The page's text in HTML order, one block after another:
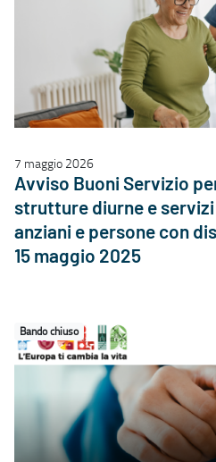
7 maggio 2026
Avviso Buoni Servizio
strutture diurne e
anziani e persone con
15 maggio 2025
Bando chiuso